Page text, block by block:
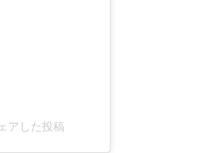
アした投稿